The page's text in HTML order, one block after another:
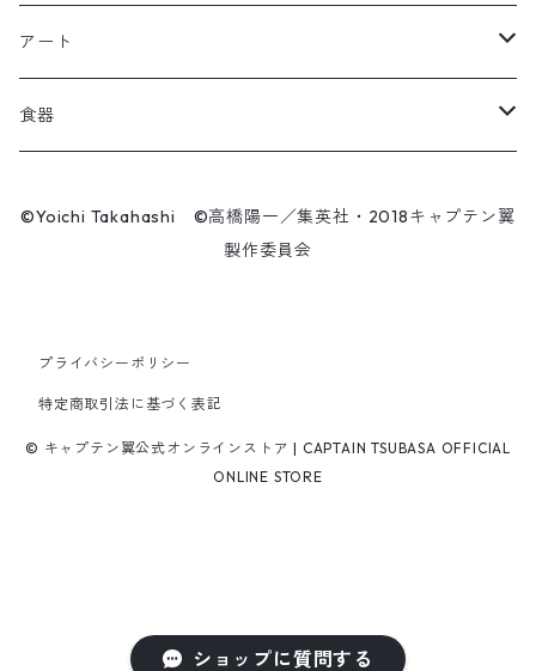
ショップに質問する
マスク
ビーニー / キャップ
シューズ / サンダル
肖俊光
飛翔
ファーラン・コンサワット
サークーン・コンサワット
フォームローラー
こけし
マスク
アート
エアーアクリル
食器
©Yoichi Takahashi ©高橋陽一／集英社・2018キャプテン翼
製作委員会
プライバシーポリシー
特定商取引法に基づく表記
© キャプテン翼公式オンラインストア | CAPTAIN TSUBASA OFFICIAL
ONLINE STORE